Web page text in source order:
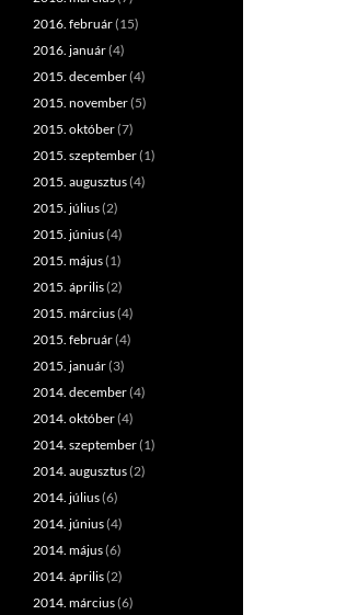
2016. február(15)
2016. január(4)
2015. december(4)
2015. november(5)
2015. október(7)
2015. szeptember(1)
2015. augusztus(4)
2015. július(2)
2015. június(4)
2015. május(1)
2015. április(2)
2015. március(4)
2015. február(4)
2015. január(3)
2014. december(4)
2014. október(4)
2014. szeptember(1)
2014. augusztus(2)
2014. július(6)
2014. június(4)
2014. május(6)
2014. április(2)
2014. március(6)